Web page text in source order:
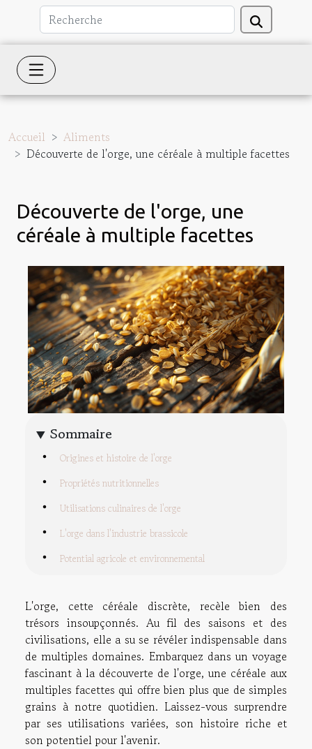
Accueil
Aliments
Découverte de l'orge, une céréale à multiple facettes
Découverte de l'orge, une
céréale à multiple facettes
Sommaire
Origines et histoire de l'orge
Propriétés nutritionnelles
Utilisations culinaires de l'orge
L'orge dans l'industrie brassicole
Potential agricole et environnemental
L'orge, cette céréale discrète, recèle bien des
trésors insoupçonnés. Au fil des saisons et des
civilisations, elle a su se révéler indispensable dans
de multiples domaines. Embarquez dans un voyage
fascinant à la découverte de l'orge, une céréale aux
multiples facettes qui offre bien plus que de simples
grains à notre quotidien. Laissez-vous surprendre
par ses utilisations variées, son histoire riche et
son potentiel pour l'avenir.